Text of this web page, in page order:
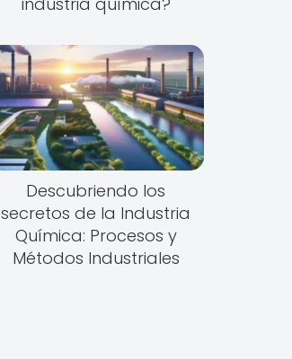
Descubriendo los
secretos de la Industria
Química: Procesos y
Métodos Industriales